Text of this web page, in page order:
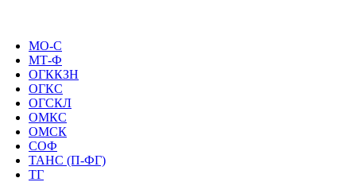
МО-С
МТ-Ф
ОГККЗН
ОГКС
ОГСКЛ
ОМКС
ОМСК
СОФ
ТАНС (П-ФГ)
ТГ